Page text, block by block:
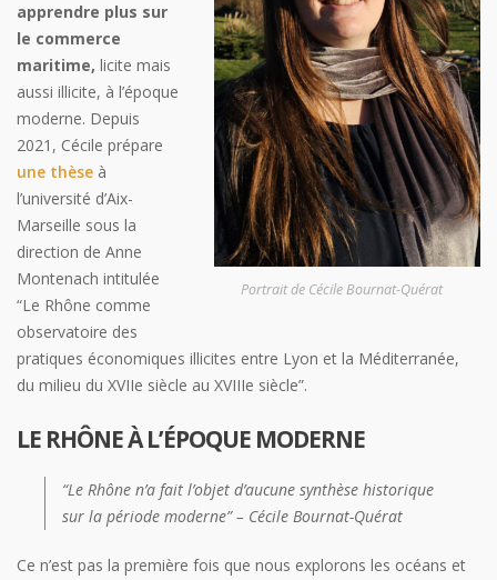
Portrait de Cécile Bournat-Quérat
apprendre plus sur
le commerce
maritime, licite mais
aussi illicite, à l’époque
moderne. Depuis
2021, Cécile prépare
une thèse à
l’université d’Aix-
Marseille sous la
direction de Anne
Montenach intitulée
“Le Rhône comme
observatoire des
pratiques économiques illicites entre Lyon et la Méditerranée,
du milieu du XVIIe siècle au XVIIIe siècle”.
LE RHÔNE À L’ÉPOQUE MODERNE
“Le Rhône n’a fait l’objet d’aucune synthèse historique
sur la période moderne” – Cécile Bournat-Quérat
Ce n’est pas la première fois que nous explorons les océans et